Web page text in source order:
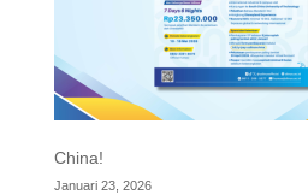
China!
Januari 23, 2026